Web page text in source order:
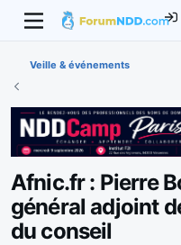
Veille & événements
Afnic.fr : Pierre
général adjoint
du conseil